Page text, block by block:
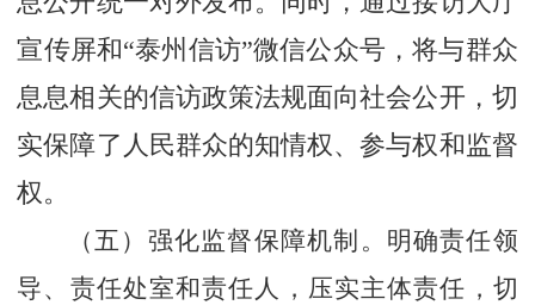
宣传屏和“泰州信访”微信公众号，将与群众
息息相关的信访政策法规面向社会公开，切
实保障了人民群众的知情权、参与权和监督
权。
（五）强化监督保障机制。 明确责任领
导、责任处室和责任人，压实主体责任，切